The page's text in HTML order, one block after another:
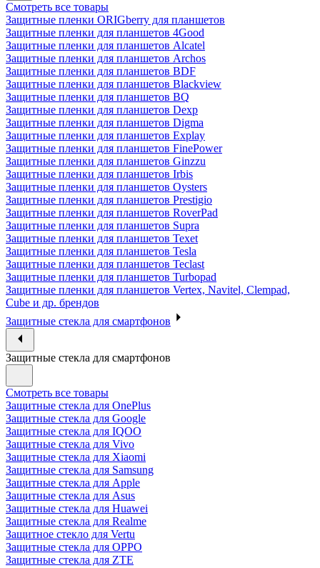
Смотреть все товары
Защитные пленки ORIGberry для планшетов
Защитные пленки для планшетов 4Good
Защитные пленки для планшетов Alcatel
Защитные пленки для планшетов Archos
Защитные пленки для планшетов BDF
Защитные пленки для планшетов Blackview
Защитные пленки для планшетов BQ
Защитные пленки для планшетов Dexp
Защитные пленки для планшетов Digma
Защитные пленки для планшетов Explay
Защитные пленки для планшетов FinePower
Защитные пленки для планшетов Ginzzu
Защитные пленки для планшетов Irbis
Защитные пленки для планшетов Oysters
Защитные пленки для планшетов Prestigio
Защитные пленки для планшетов RoverPad
Защитные пленки для планшетов Supra
Защитные пленки для планшетов Texet
Защитные пленки для планшетов Tesla
Защитные пленки для планшетов Teclast
Защитные пленки для планшетов Turbopad
Защитные пленки для планшетов Vertex, Navitel, Clempad,
Cube и др. брендов
Защитные стекла для смартфонов
Защитные стекла для смартфонов
Смотреть все товары
Защитные стекла для OnePlus
Защитные стекла для Google
Защитные стекла для IQOO
Защитные стекла для Vivo
Защитные стекла для Xiaomi
Защитные стекла для Samsung
Защитные стекла для Apple
Защитные стекла для Asus
Защитные стекла для Huawei
Защитные стекла для Realme
Защитное стекло для Vertu
Защитные стекла для OPPO
Защитные стекла для ZTE